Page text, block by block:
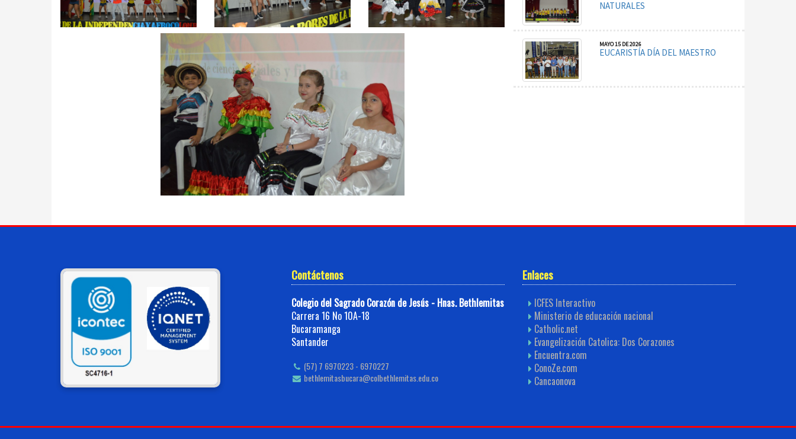
NATURALES
MAYO 15 DE 2026
EUCARISTÍA DÍA DEL MAESTRO
Contáctenos
Colegio del Sagrado Corazón de Jesús - Hnas. Bethlemitas
Carrera 16 No 10A-18
Bucaramanga
Santander
(57) 7 6970223 - 6970227
bethlemitasbucara@colbethlemitas.edu.co
Enlaces
ICFES Interactivo
Ministerio de educación nacional
Catholic.net
Evangelización Catolica: Dos Corazones
Encuentra.com
ConoZe.com
Cancaonova